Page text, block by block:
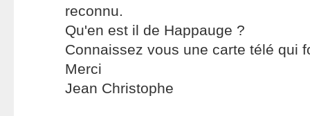
reconnu.
Qu'en est il de Happauge ?
Connaissez vous une carte télé qui
Merci
Jean Christophe